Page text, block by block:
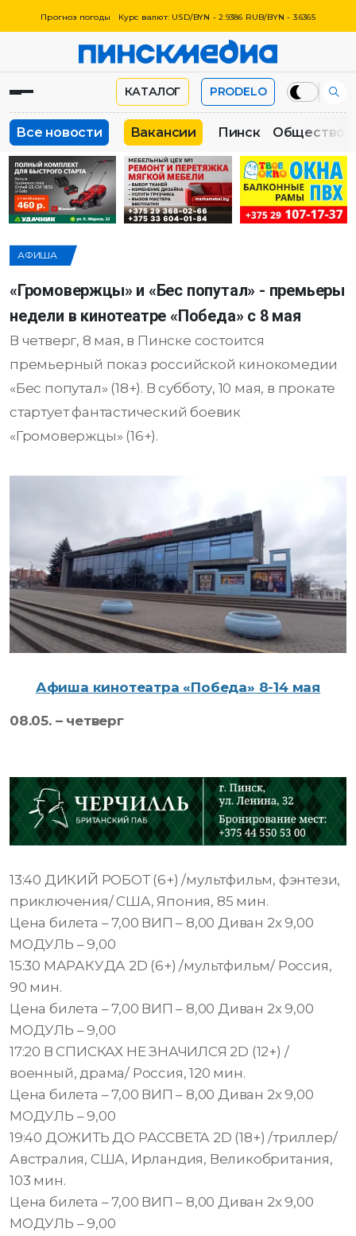
Прогноз погоды Курс валют: USD/BYN - 2.9386 RUB/BYN - 3.6365
КАТАЛОГ PRODELO
Все новости Вакансии Пинск Общество
АФИША
«Громовержцы» и «Бес попутал» - премьеры
недели в кинотеатре «Победа» с 8 мая
В четверг, 8 мая, в Пинске состоится
премьерный показ российской кинокомедии
«Бес попутал» (18+). В субботу, 10 мая, в прокате
стартует фантастический боевик
«Громовержцы» (16+).
Афиша кинотеатра «Победа» 8-14 мая
08.05. – четверг
13:40 ДИКИЙ РОБОТ (6+) /мультфильм, фэнтези,
приключения/ США, Япония, 85 мин.
Цена билета – 7,00 ВИП – 8,00 Диван 2х 9,00
МОДУЛЬ – 9,00
15:30 МАРАКУДА 2D (6+) /мультфильм/ Россия,
90 мин.
Цена билета – 7,00 ВИП – 8,00 Диван 2х 9,00
МОДУЛЬ – 9,00
17:20 В СПИСКАХ НЕ ЗНАЧИЛСЯ 2D (12+) /
военный, драма/ Россия, 120 мин.
Цена билета – 7,00 ВИП – 8,00 Диван 2х 9,00
МОДУЛЬ – 9,00
19:40 ДОЖИТЬ ДО РАССВЕТА 2D (18+) /триллер/
Австралия, США, Ирландия, Великобритания,
103 мин.
Цена билета – 7,00 ВИП – 8,00 Диван 2х 9,00
МОДУЛЬ – 9,00